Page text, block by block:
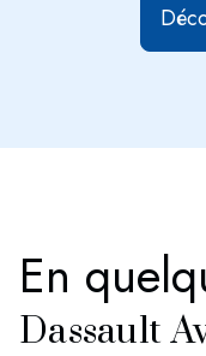
En
Dassault